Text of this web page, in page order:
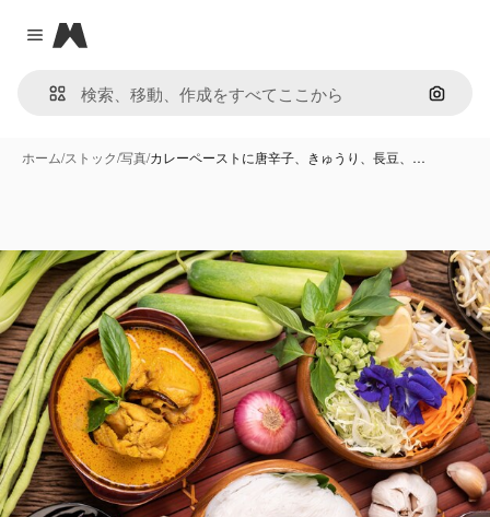
Close menu
Magnific
画像で
ホーム/ストック/写真/カレーペーストに唐辛子、きゅうり、長豆、…